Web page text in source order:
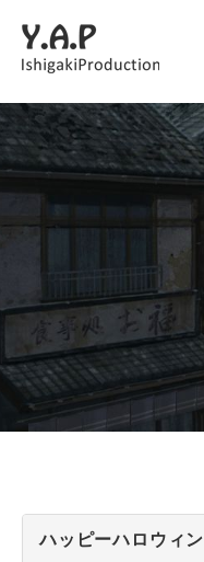
ハッピーハロウィン